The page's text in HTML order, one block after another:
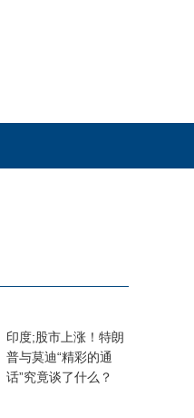
印度;股市上涨！特朗
普与莫迪“精彩的通
话”究竟谈了什么？